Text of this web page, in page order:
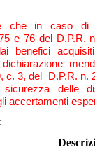
che in caso di
e 76 del D.P.R.
benefici
c. 3, del D.P.R. n.
delle
accertamenti